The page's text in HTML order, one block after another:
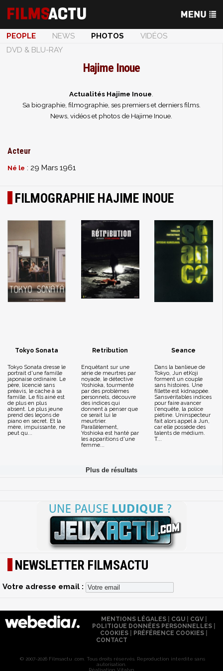
PEOPLE NEWS PHOTOS
VIDÉOS
DVD & BLU-RAY
Hajime Inoue
Actualités Hajime Inoue
Sa biographie, filmographie, ses premiers et derniers films.
News, vidéos et photos de Hajime Inoue.
Acteur
Né le : 29 Mars 1961
FILMOGRAPHIE HAJIME INOUE
Tokyo Sonata
Tokyo Sonata dresse le
portrait d'une famille
japonaise ordinaire. Le
père, licencié sans
préavis, le cache à sa
famille. Le fils ainé est
de plus en plus
absent. Le plus jeune
prend des leçons de
piano en secret. Et la
mère, impuissante, ne
peut qu...
Retribution
Enquêtant sur une
série de meurtres par
noyade, le détective
Yoshioka, tourmenté
par des problèmes
personnels, découvre
des indices qui
donnent à penser que
ce serait lui le
meurtrier.
Parallèlement,
Yoshioka est hanté par
les apparitions d'une
femme...
Seance
Dans la banlieue de
Tokyo, Jun etKoji
forment un couple
sans histoires. Une
fillette est kidnappée.
Sansvéritables indices
pour faire avancer
l'enquête, la police
piétine. Uninspecteur
fait alors appel à Jun,
car elle possède des
talents de médium.
T...
NEWSLETTER FILMSACTU
Votre adresse email :
MENTIONS LÉGALES| CGU| CGV|
POLITIQUE DONNÉES PERSONNELLES
COOKIES
PRÉFÉRENCE COOKIES
CONTACT
© 2007-2026 Filmsactu .com. Tous droits réservés. Reproduction interdite sans
autorisation.
Réalisation Vitalyn